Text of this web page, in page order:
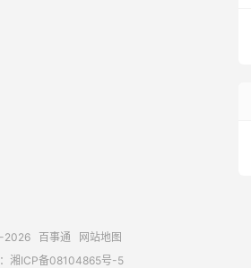
2026 百事通
网站地图
湘ICP备08104865号-5